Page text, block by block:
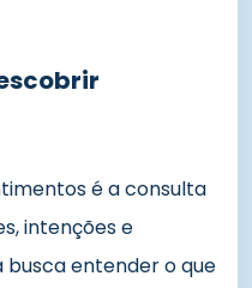
é a consulta
intenções e
busca entender o que